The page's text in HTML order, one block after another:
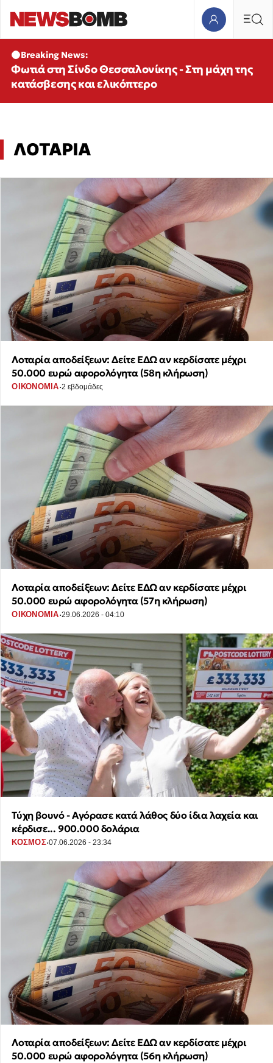
Breaking News:
Φωτιά στη Σίνδο Θεσσαλονίκης - Στη μάχη της
κατάσβεσης και ελικόπτερο
ΛΟΤΑΡΙΑ
Λοταρία αποδείξεων: Δείτε ΕΔΩ αν κερδίσατε μέχρι
50.000 ευρώ αφορολόγητα (58η κλήρωση)
ΟΙΚΟΝΟΜΙΑ·2 εβδομάδες
Λοταρία αποδείξεων: Δείτε ΕΔΩ αν κερδίσατε μέχρι
50.000 ευρώ αφορολόγητα (57η κλήρωση)
ΟΙΚΟΝΟΜΙΑ·29.06.2026 - 04:10
Τύχη βουνό - Αγόρασε κατά λάθος δύο ίδια λαχεία και
κέρδισε... 900.000 δολάρια
ΚΟΣΜΟΣ·07.06.2026 - 23:34
Λοταρία αποδείξεων: Δείτε ΕΔΩ αν κερδίσατε μέχρι
50.000 ευρώ αφορολόγητα (56η κλήρωση)